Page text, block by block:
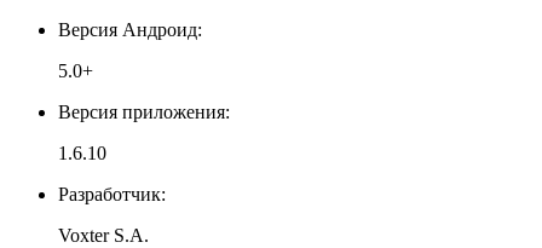
Версия Андроид:
5.0+
Версия приложения:
1.6.10
Разработчик:
Voxter S.A.